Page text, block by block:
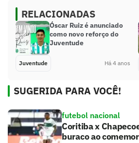
RELACIONADAS
Óscar Ruiz é anunciado
como novo reforço do
Juventude
Juventude Há 4 anos
SUGERIDA PARA VOCÊ!
futebol nacional
Coritiba x
buraco ao